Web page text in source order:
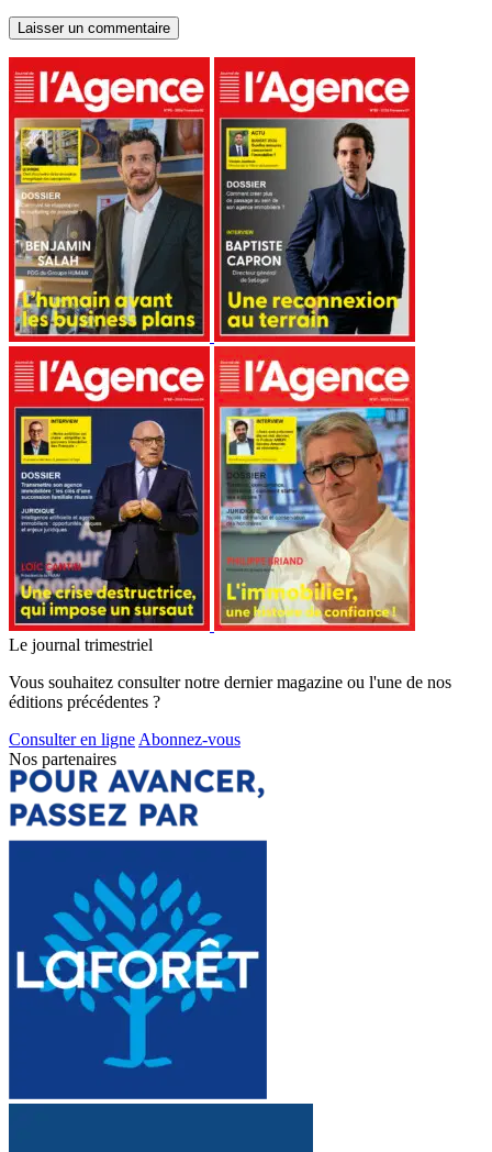
Le journal trimestriel
Vous souhaitez consulter notre dernier magazine ou l'une de nos
éditions précédentes ?
Consulter en ligne Abonnez-vous
Nos partenaires